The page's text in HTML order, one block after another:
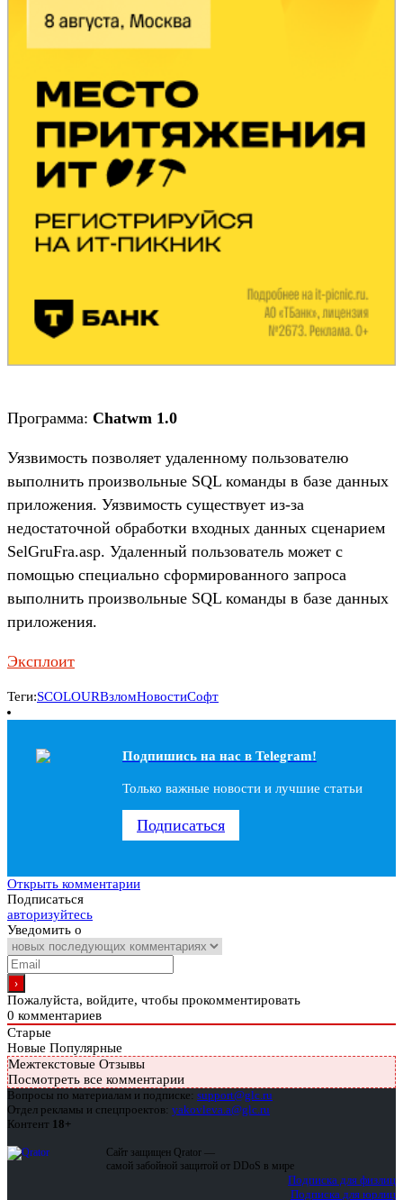
Программа: Chatwm 1.0
Уязвимость позволяет удаленному пользователю
выполнить произвольные SQL команды в базе данных
приложения. Уязвимость существует из-за
недостаточной обработки входных данных сценарием
SelGruFra.asp. Удаленный пользователь может с
помощью специально сформированного запроса
выполнить произвольные SQL команды в базе данных
приложения.
Эксплоит
Теги:SCOLOURВзломНовостиСофт
Подпишись на наc в Telegram!
Только важные новости и лучшие статьи
Подписаться
Открыть комментарии
Подписаться
авторизуйтесь
Уведомить о
Пожалуйста, войдите, чтобы прокомментировать
0 комментариев
Старые
Новые Популярные
Межтекстовые Отзывы
Посмотреть все комментарии
Вопросы по материалам и подписке: support@glc.ru
Отдел рекламы и спецпроектов: yakovleva.a@glc.ru
Контент 18+
Сайт защищен Qrator —
самой забойной защитой от DDoS в мире
Подписка для физлиц
Подписка для юрлиц